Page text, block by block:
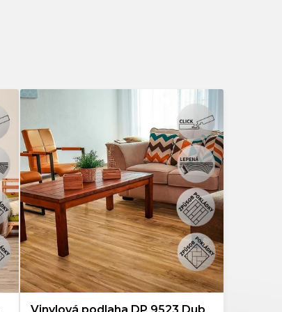
Kámen
Kaštan 3
Ořech 1
Dlažba 0
Mramor 0